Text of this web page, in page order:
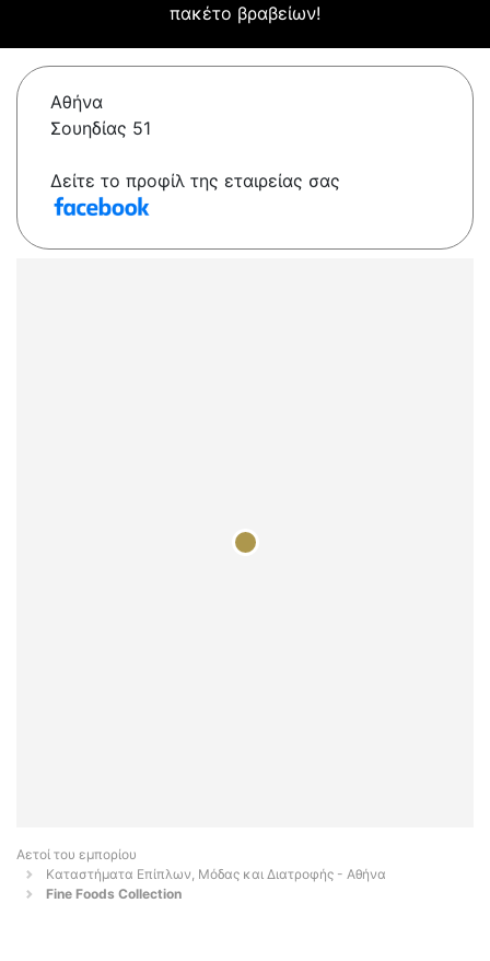
πακέτο βραβείων!
Αθήνα
Σουηδίας 51
Δείτε το προφίλ της εταιρείας σας
Αετοί του εμπορίου
Καταστήματα Επίπλων, Μόδας και Διατροφής - Αθήνα
Fine Foods Collection